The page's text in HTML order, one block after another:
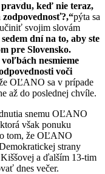
keď nie teraz,
pýta sa
svojim slovám
dní na to, aby ste
pre Slovensko.
nesmieme
voči
OĽANO sa v prípade
až do poslednej chvíle.
snemu OĽANO
však ponuku
tom, že OĽANO
strany
a ďalším 13-tim
dnes večer.